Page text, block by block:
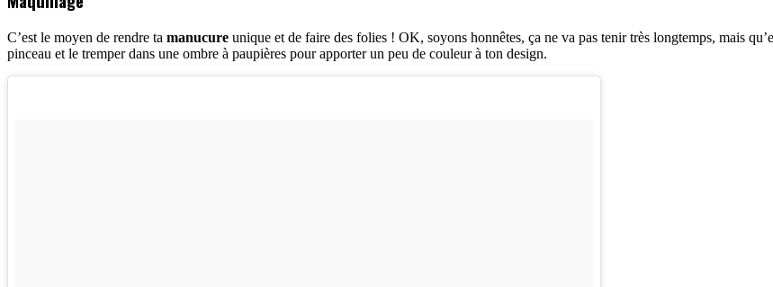
C’est le moyen de rendre ta manucure unique et de faire des folies ! OK, soyons honnêtes, ça ne va pas tenir très longtemps, mais
pinceau et le tremper dans une ombre à paupières pour apporter un peu de couleur à ton design.